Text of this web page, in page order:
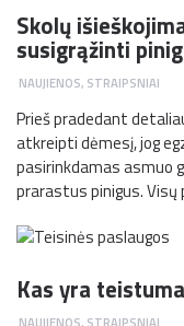
Skolų
susigrąžinti
NAUJIENOS, STRAIPSNIAI
Prieš pradedant
atkreipti dėmesį, jog
pasirinkdamas asmuo
prarastus pinigus.
Kas yra
NAUJIENOS, STRAIPSNIAI